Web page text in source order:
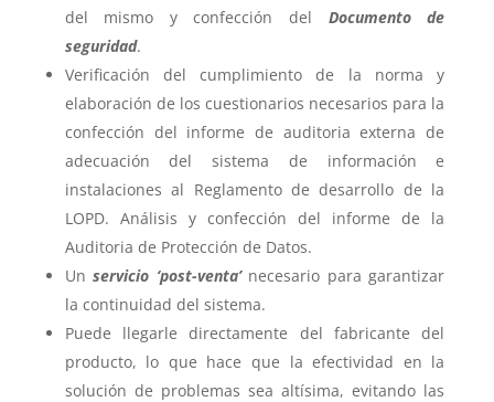
del mismo y confección del Documento de
seguridad.
Verificación del cumplimiento de la norma y
elaboración de los cuestionarios necesarios para la
confección del informe de auditoria externa de
adecuación del sistema de información e
instalaciones al Reglamento de desarrollo de la
LOPD. Análisis y confección del informe de la
Auditoria de Protección de Datos.
Unservicio ‘post-venta’necesario para garantizar
la continuidad del sistema.
Puede llegarle directamente del fabricante del
producto, lo que hace que la efectividad en la
solución de problemas sea altísima, evitando las